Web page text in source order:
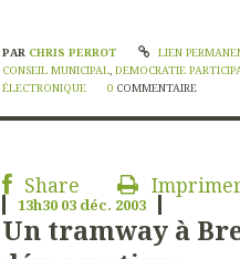
PAR CHRIS PERROT LIEN
CONSEIL MUNICIPAL, DEMOCRATIE
ÉLECTRONIQUE
0 COMMENTAIRE
Share
13h30 03 déc. 2003
Un tramway à